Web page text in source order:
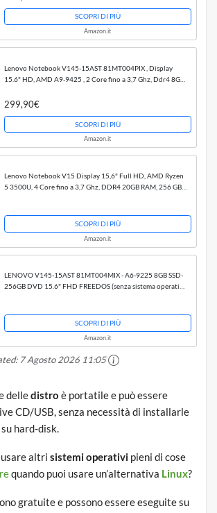
SCOPRI DI PIÙ
Amazon.it
Lenovo Notebook V145-15AST 81MT004PIX , Display
15.6" HD, AMD A9-9425 , 2 Core fino a 3,7 Ghz, Ddr4 8Gb
299,90€
SCOPRI DI PIÙ
Amazon.it
Lenovo Notebook V15 Display 15,6" Full HD, AMD Ryzen
5 3500U, 4 Core fino a 3,7 Ghz, DDR4 20GB RAM, 256 GB
SCOPRI DI PIÙ
Amazon.it
LENOVO V145-15AST 81MT004MIX - A6-9225 8GB SSD-
256GB DVD 15.6" FHD FREEDOS (senza sistema operativo
SCOPRI DI PIÙ
Amazon.it
7 Agosto 2026 11:05
delledistro è portatile e può essere
CD/USB, senza necessità di installarle
hard-disk.
altri sistemi operativi pieni di cose
quando puoi usare un’alternativa Linux?
gratuite e possono essere eseguite su